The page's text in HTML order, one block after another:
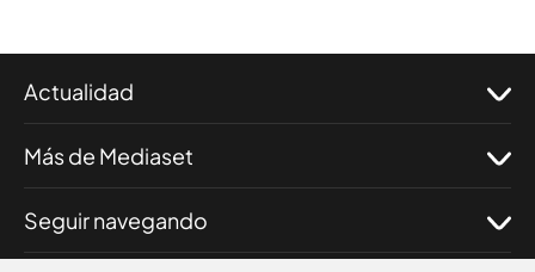
Actualidad
Más de Mediaset
Seguir navegando